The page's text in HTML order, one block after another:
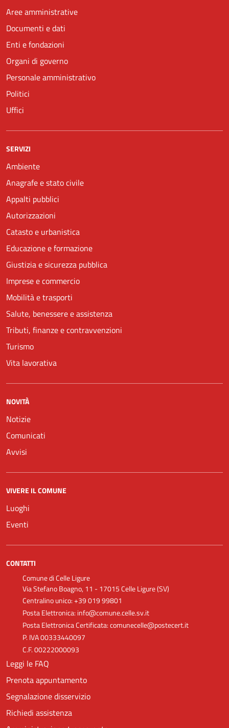
Aree amministrative
Documenti e dati
Enti e fondazioni
Organi di governo
Personale amministrativo
Politici
Uffici
SERVIZI
Ambiente
Anagrafe e stato civile
Appalti pubblici
Autorizzazioni
Catasto e urbanistica
Educazione e formazione
Giustizia e sicurezza pubblica
Imprese e commercio
Mobilità e trasporti
Salute, benessere e assistenza
Tributi, finanze e contravvenzioni
Turismo
Vita lavorativa
NOVITÀ
Notizie
Comunicati
Avvisi
VIVERE IL COMUNE
Luoghi
Eventi
CONTATTI
Comune di Celle Ligure
Via Stefano Boagno, 11 - 17015 Celle Ligure (SV)
Centralino unico: +39 019 99801
Posta Elettronica: info@comune.celle.sv.it
Posta Elettronica Certificata: comunecelle@postecert.it
P. IVA 00333440097
C.F. 00222000093
Leggi le FAQ
Prenota appuntamento
Segnalazione disservizio
Richiedi assistenza